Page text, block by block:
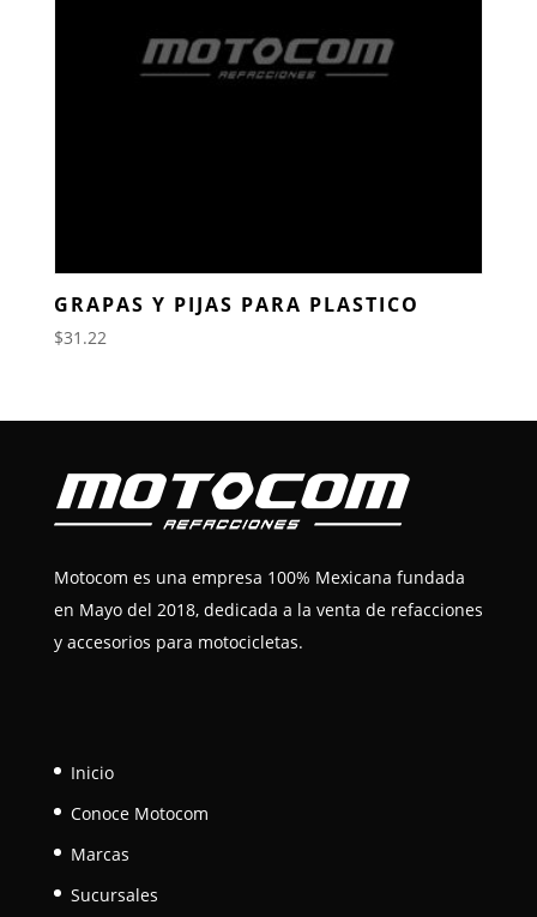
GRAPAS Y PIJAS PARA PLASTICO
$31.22
Motocom es una empresa 100% Mexicana fundada
en Mayo del 2018, dedicada a la venta de refacciones
y accesorios para motocicletas.
Inicio
Conoce Motocom
Marcas
Sucursales